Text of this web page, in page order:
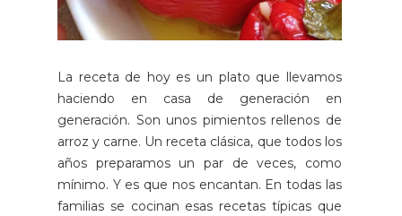
La receta de hoy es un plato que llevamos
haciendo en casa de generación en
generación. Son unos pimientos rellenos de
arroz y carne. Un receta clásica, que todos los
años preparamos un par de veces, como
mínimo. Y es que nos encantan. En todas las
familias se cocinan esas recetas típicas que